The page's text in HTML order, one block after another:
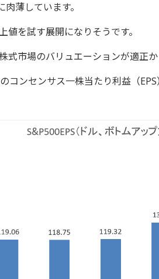
薄しています。
値を試す展開になりそうです。
式市場のバリュエーションが適正
コンセンサス一株当たり利益（